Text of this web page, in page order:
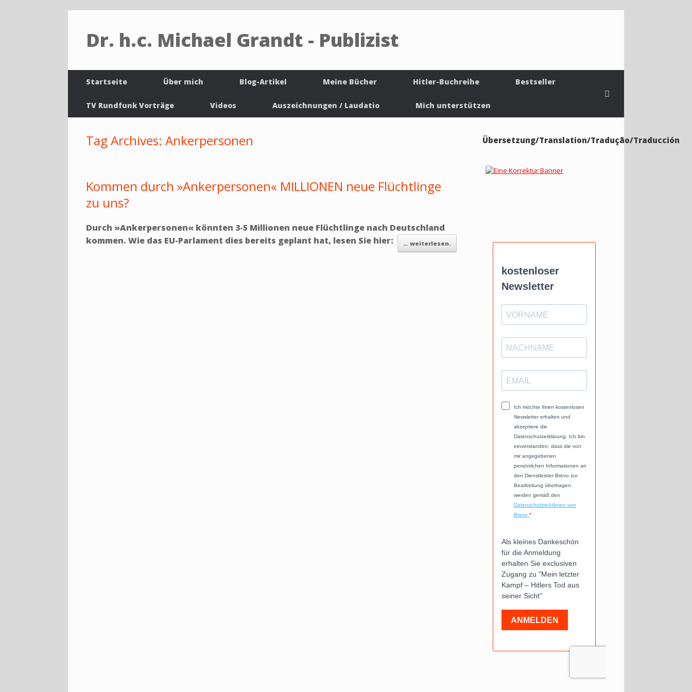
Dr. h.c. Michael Grandt - Publizist
Startseite Über mich Blog-Artikel Meine Bücher Hitler-Buchreihe Bestseller
TV Rundfunk Vorträge Videos Auszeichnungen / Laudatio Mich unterstützen
Tag Archives: Ankerpersonen
Kommen durch »Ankerpersonen« MILLIONEN neue Flüchtlinge
zu uns?
Durch »Ankerpersonen« könnten 3-5 Millionen neue Flüchtlinge nach Deutschland
kommen. Wie das EU-Parlament dies bereits geplant hat, lesen Sie hier:
… weiterlesen.
Übersetzung/Translation/Tradução/Traducción